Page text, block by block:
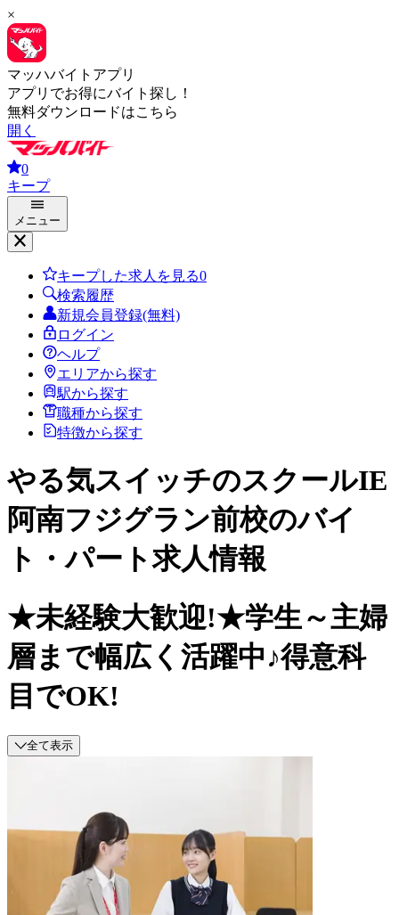
×
マッハバイトアプリ
アプリでお得にバイト探し！
無料ダウンロードはこちら
開く
0
キープ
メニュー
キープした求人を見る0
検索履歴
新規会員登録(無料)
ログイン
ヘルプ
エリアから探す
駅から探す
職種から探す
特徴から探す
やる気スイッチのスクールIE
阿南フジグラン前校のバイ
ト・パート求人情報
★未経験大歓迎!★学生～主婦
層まで幅広く活躍中♪得意科
目でOK!
全て表示